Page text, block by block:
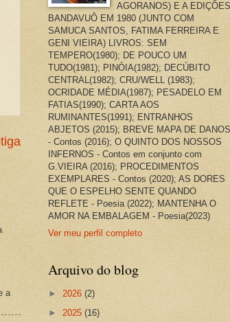
a
AGORANOS) E A EDIÇÕES
BANDAVUÔ EM 1980 (JUNTO COM
SAMUCA SANTOS, FATIMA FERREIRA E
GENI VIEIRA) LIVROS: SEM
TEMPERO(1980); DE POUCO UM
TUDO(1981); PINÓIA(1982); DECÚBITO
CENTRAL(1982); CRU/WELL (1983);
OCRIDADE MÉDIA(1987); PESADELO EM
FATIAS(1990); CARTA AOS
RUMINANTES(1991); ENTRANHOS
ABJETOS (2015); BREVE MAPA DE DANOS
- Contos (2016); O QUINTO DOS NOSSOS
INFERNOS - Contos em conjunto com
G.VIEIRA (2016); PROCEDIMENTOS
EXEMPLARES - Contos (2020); AS DORES
QUE O ESPELHO SENTE QUANDO
REFLETE - Poesia (2022); MANTENHA O
AMOR NA EMBALAGEM - Poesia(2023)
Ver meu perfil completo
Arquivo do blog
► 2026 (2)
► 2025 (16)